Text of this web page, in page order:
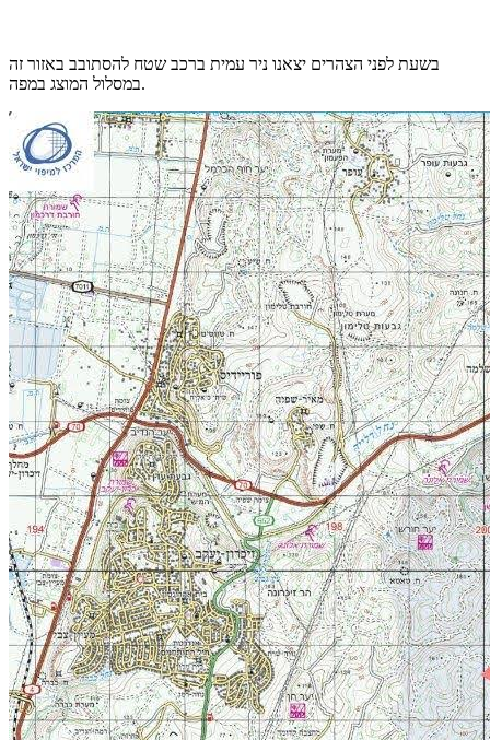
בשעת לפני הצהרים יצאנו ניר עמית ברכב שטח להסתובב באזור זה
במסלול המוצג במפה.